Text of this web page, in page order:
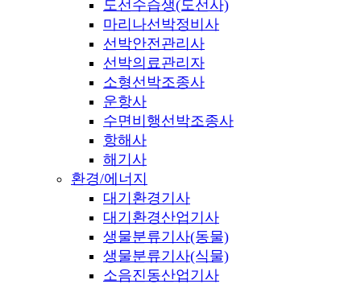
도선수습생(도선사)
마리나선박정비사
선박안전관리사
선박의료관리자
소형선박조종사
운항사
수면비행선박조종사
항해사
해기사
환경/에너지
대기환경기사
대기환경산업기사
생물분류기사(동물)
생물분류기사(식물)
소음진동산업기사